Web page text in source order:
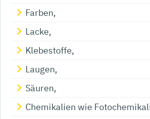
Farben,
Lacke,
Klebestoffe,
Laugen,
Säuren,
Chemikalien wie